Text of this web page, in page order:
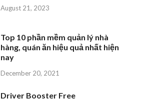
August 21, 2023
Top 10 phần mềm quản lý nhà
hàng, quán ăn hiệu quả nhất hiện
nay
December 20, 2021
Driver Booster Free